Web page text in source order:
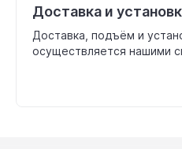
Доставка и
Доставка, подъём и
осуществляется нашими